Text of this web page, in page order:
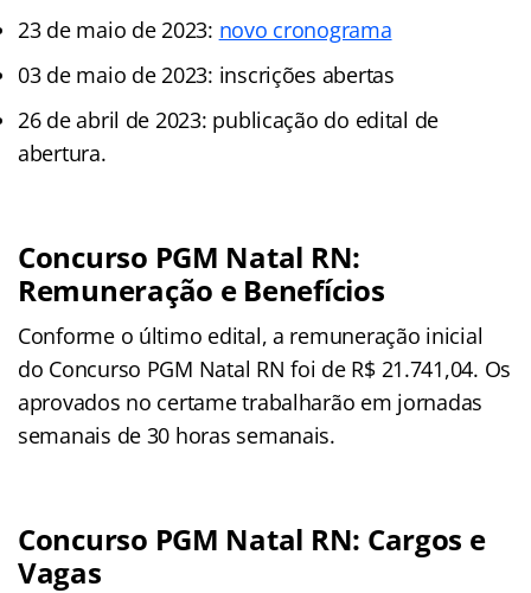
23 de maio de 2023: novo cronograma
03 de maio de 2023: inscrições abertas
26 de abril de 2023: publicação do edital de
abertura.
Concurso PGM Natal RN:
Remuneração e Benefícios
Conforme o último edital, a remuneração inicial
do Concurso PGM Natal RN foi de R$ 21.741,04. Os
aprovados no certame trabalharão em jornadas
semanais de 30 horas semanais.
Concurso PGM Natal RN: Cargos e
Vagas